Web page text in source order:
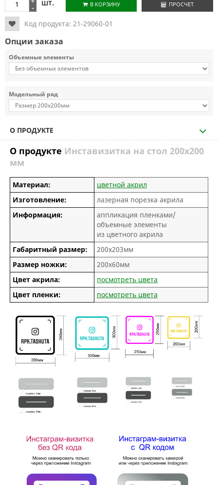
- шт. В КОРЗИНУ ПРОСЧЕТ
Код продукта: 21-29060-01
Опции заказа
Объемные элементы
Модельный ряд
О ПРОДУКТЕ
О продукте Инставизитка на стол 200х200
мм
Материал:
цветной акрил
Изготовление:
лазерная порезка акрила
Информация:
аппликация пленками/
объемные элементы
из цветного акрила
Габаритный размер:
200х203мм
Размер ножки:
200х60мм
Цвет акрила:
посмотреть цвета
Цвет пленки:
посмотреть цвета